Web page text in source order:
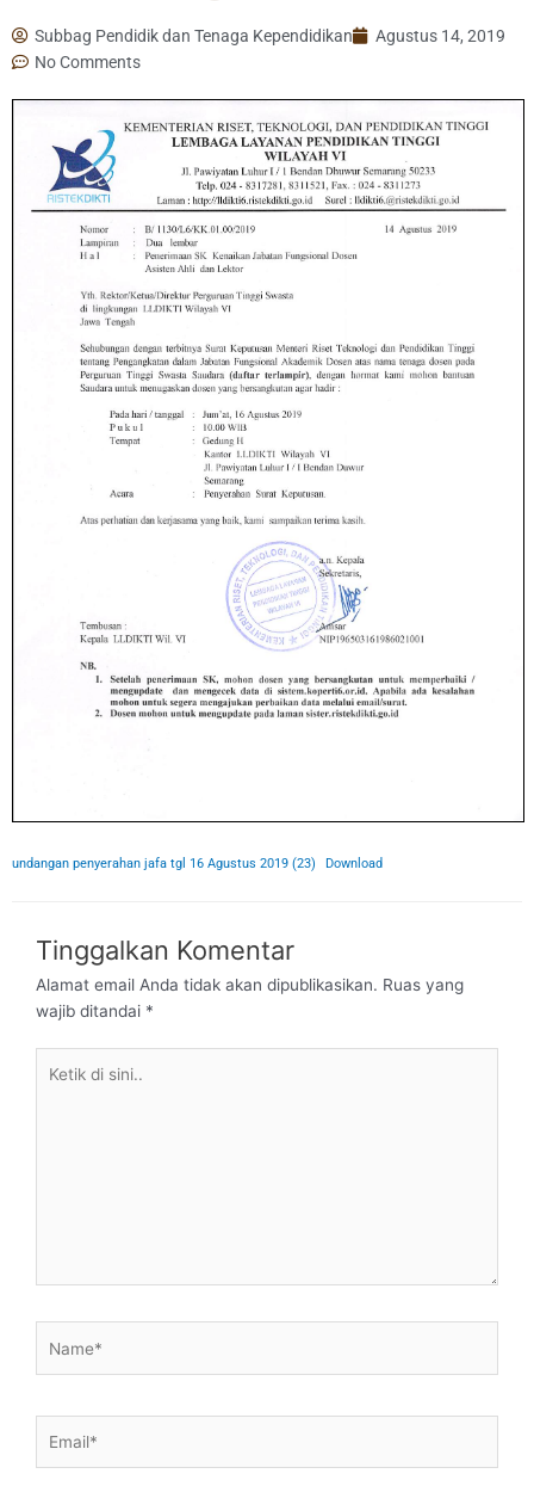
Subbag Pendidik dan Tenaga Kependidikan
Agustus 14, 2019
No Comments
undangan penyerahan jafa tgl 16 Agustus 2019 (23) Download
Tinggalkan Komentar
Alamat email Anda tidak akan dipublikasikan. Ruas yang
wajib ditandai *